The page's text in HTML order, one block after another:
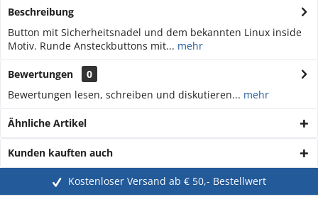
Beschreibung
Button mit Sicherheitsnadel und dem bekannten Linux inside
Motiv. Runde Ansteckbuttons mit... mehr
Bewertungen
0
Bewertungen lesen, schreiben und diskutieren... mehr
Ähnliche Artikel
Kunden kauften auch
Kostenloser Versand ab € 50,- Bestellwert